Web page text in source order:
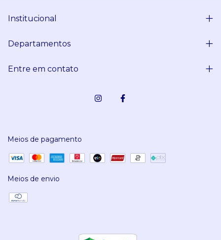
Institucional
Departamentos
Entre em contato
Meios de pagamento
Meios de envio